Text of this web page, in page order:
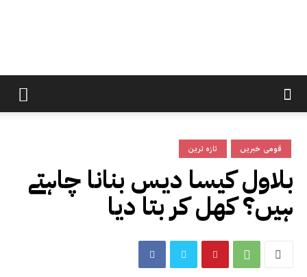
تازہ ترین قومی خبریں
بلاول کیسا دیس بنانا چاہتے
ہیں؟ کھل کر بتا دیا